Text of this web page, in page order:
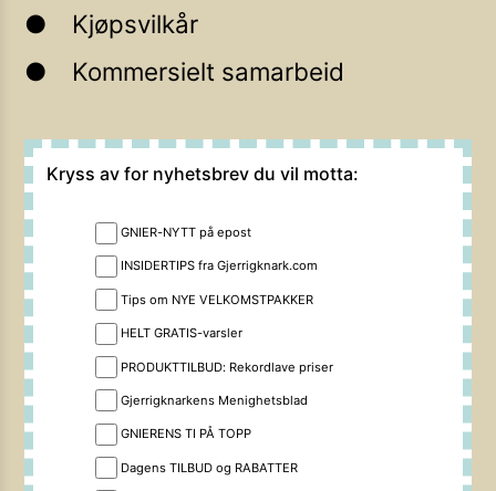
Kjøpsvilkår
Kommersielt samarbeid
Kryss av for nyhetsbrev du vil motta:
GNIER-NYTT på epost
INSIDERTIPS fra Gjerrigknark.com
Tips om NYE VELKOMSTPAKKER
HELT GRATIS-varsler
PRODUKTTILBUD: Rekordlave priser
Gjerrigknarkens Menighetsblad
GNIERENS TI PÅ TOPP
Dagens TILBUD og RABATTER